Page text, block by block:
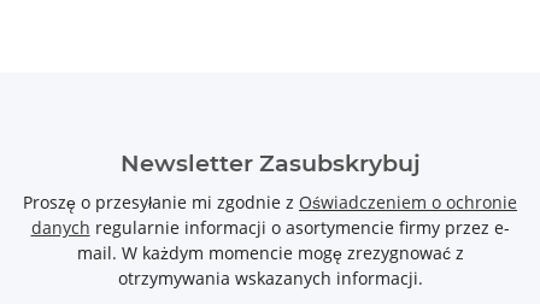
Newsletter Zasubskrybuj
Proszę o przesyłanie mi zgodnie z Oświadczeniem o ochronie
danych regularnie informacji o asortymencie firmy przez e-
mail. W każdym momencie mogę zrezygnować z
otrzymywania wskazanych informacji.